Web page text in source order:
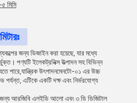
মিমি
জন্য ডিজাইন করা হয়েছে, যার মধ্যে
পণ্যটি ইলেকট্রনিক্স উত্পাদন সহ বিভিন্ন
পারে,যান্ত্রিক উৎপাদনমেনটো-০১ এর উচ্চ
পর্যন্ত, এটিকে একটি দক্ষ এবং নির্ভরযোগ্য
জন্য আরজিবি এলইডি আলো এবং ৩ ডি ডিজিটাল